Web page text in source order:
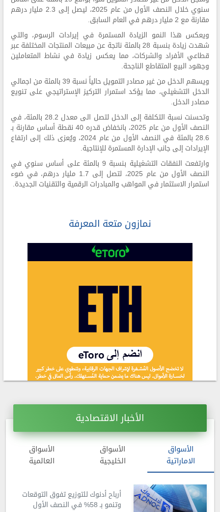
الأخبار الاقتصادية
الأسواق
الاماراتية
الأسواق
الخليجية
الأسواق
العالمية
أرباح أدنوك للتوزيع تفوق التوقعات
وتنمو بـ 58% في النصف الأول
سنوي خلال النصف الأول من عام 2025، ليصل إلى 2.3 مليار درهم
مقارنة مع 2 مليار درهم في العام السابق.
ويعكس هذا النمو الزيادة المستمرة في إيرادات الرسوم، والتي
شهدت زيادة بنسبة 28 بالمئة ناتجة عن مبيعات المنتجات المختلفة عبر
قطاعي الأفراد والشركات، مما يعكس زيادة في نشاط المتعاملين
وجهود البيع المتقاطع الناجحة.
ويسهم الدخل من غير مصادر التمويل حالياً نسبة 39 بالمئة من اجمالي
الدخل التشغيلي، مما يؤكد استمرار التركيز الإستراتيجي على تنويع
مصادر الدخل.
وتحسنت نسبة التكلفة إلى الدخل لتصل الى معدل 28.2 بالمئة، في
النصف الأول من عام 2025، بانخفاض قدره 40 نقطة أساس مقارنة بـ
28.6 بالمئة في النصف الأول من عام 2024، ويُعزى ذلك إلى ارتفاع
الإيرادات إلى جانب الإدارة المستمرة للإنتاجية.
وارتفعت النفقات التشغيلية بنسبة 9 بالمئة على أساس سنوي في
النصف الأول من عام 2025، لتصل إلى 1.7 مليار درهم، في ضوء
استمرار الاستثمار في المواهب والمبادرات الرقمية والتقنيات الجديدة.
نمازون متعة المعرفة